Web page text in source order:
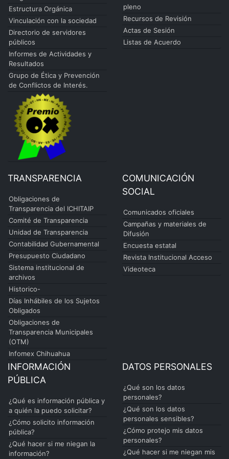
Estructura Orgánica
Vinculación con la sociedad
Directorio de servidores
públicos
Informes de Actividades y
Resultados
Grupo de Ética y Prevención
de Conflictos de Interés.
pleno
Recursos de Revisión
Actas de Sesión
Listas de Acuerdo
TRANSPARENCIA
Obligaciones de
Transparencia del ICHITAIP
Comité de Transparencia
Unidad de Transparencia
Contabilidad Gubernamental
Presupuesto Ciudadano
Sistema institucional de
archivos
Historico-
Días Inhábiles de los Sujetos
Obligados
Obligaciones de
Transparencia Municipales
(OTM)
Infomex Chihuahua
COMUNICACIÓN
SOCIAL
Comunicados oficiales
Campañas y materiales de
Difusión
Encuesta estatal
Revista Institucional Acceso
Videoteca
INFORMACIÓN
PÚBLICA
¿Qué es información pública y
a quién la puedo solicitar?
¿Cómo solicito información
pública?
¿Qué hacer si me niegan la
información?
DATOS PERSONALES
¿Qué son los datos
personales?
¿Qué son los datos
personales sensibles?
¿Cómo protejo mis datos
personales?
¿Qué hacer si me niegan mis